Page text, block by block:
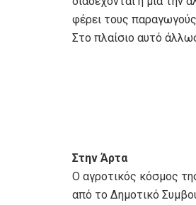
φέρει τους
Στο πλαίσιο αυτό
Στην Άρτα
Ο αγροτικός κόσμος
από το Δημοτικό